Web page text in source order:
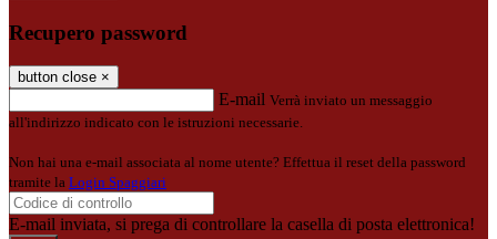
Recupero password
button close ×
E-mail Verrà inviato un messaggio
all'indirizzo indicato con le istruzioni necessarie.
Non hai una e-mail associata al nome utente? Effettua il reset della password
tramite la Login Spaggiari
E-mail inviata, si prega di controllare la casella di posta elettronica!